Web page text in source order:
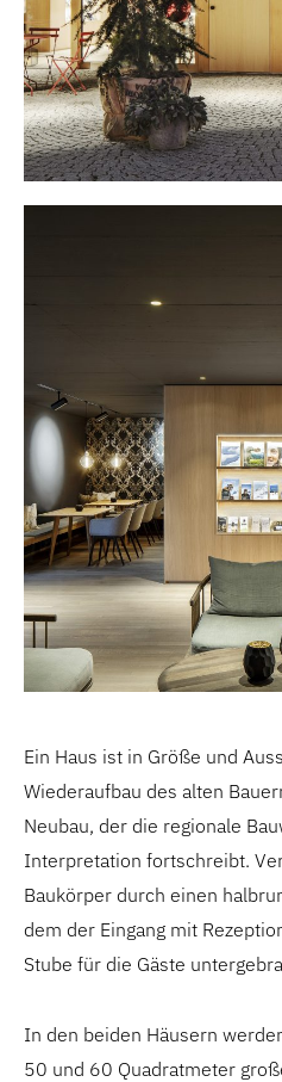
Ein Haus ist in Größe und
Wiederaufbau des alten
Neubau, der die regionale
Interpretation fortschreibt.
Baukörper durch einen
dem der Eingang mit
Stube für die Gäste
In den beiden Häusern
50 und 60 Quadratmeter